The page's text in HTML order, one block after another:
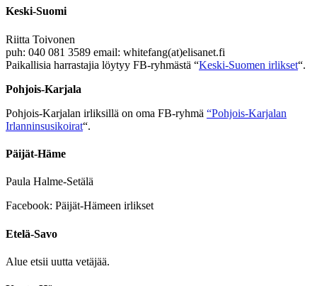
Keski-Suomi
Riitta Toivonen
puh: 040 081 3589 email: whitefang(at)elisanet.fi
Paikallisia harrastajia löytyy FB-ryhmästä “Keski-Suomen irlikset“.
Pohjois-Karjala
Pohjois-Karjalan irliksillä on oma FB-ryhmä “Pohjois-Karjalan
Irlanninsusikoirat“.
Päijät-Häme
Paula Halme-Setälä
Facebook: Päijät-Hämeen irlikset
Etelä-Savo
Alue etsii uutta vetäjää.